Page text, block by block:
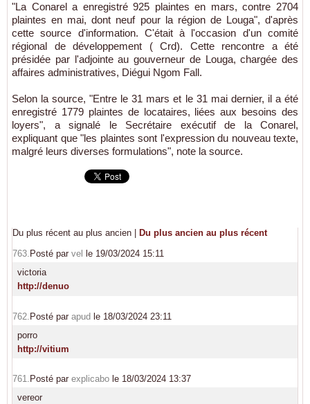
"La Conarel a enregistré 925 plaintes en mars, contre 2704
plaintes en mai, dont neuf pour la région de Louga", d'après
cette source d'information. C'était à l'occasion d'un comité
régional de développement ( Crd). Cette rencontre a été
présidée par l'adjointe au gouverneur de Louga, chargée des
affaires administratives, Diégui Ngom Fall.
Selon la source, "Entre le 31 mars et le 31 mai dernier, il a été
enregistré 1779 plaintes de locataires, liées aux besoins des
loyers", a signalé le Secrétaire exécutif de la Conarel,
expliquant que "les plaintes sont l'expression du nouveau texte,
malgré leurs diverses formulations", note la source.
Du plus récent au plus ancien
Du plus ancien au plus récent
763. Posté par vel
le 19/03/2024 15:11
victoria
http://denuo
762. Posté par apud le 18/03/2024 23:11
porro
http://vitium
761. Posté par explicabo le 18/03/2024 13:37
vereor